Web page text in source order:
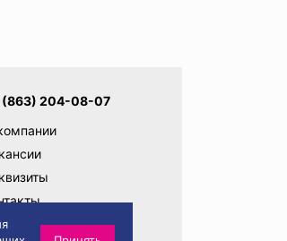
(863) 204-08-07
директору